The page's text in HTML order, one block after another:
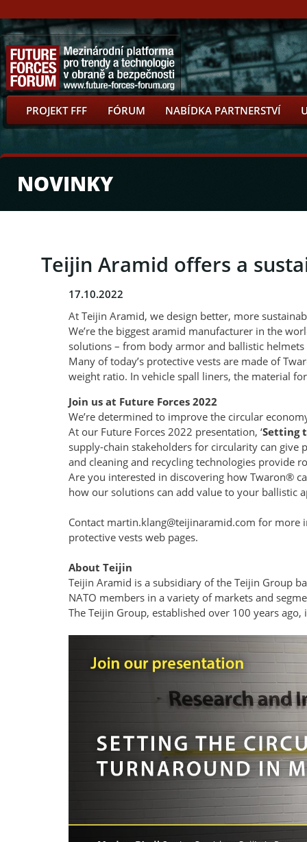
PROJEKT FFF FÓRUM NABÍDKA PARTNERSTVÍ
NOVINKY
Teijin Aramid offers a
17.10.2022
At Teijin Aramid, we design better, more
We’re the biggest aramid manufacturer in the
solutions – from body armor and ballistic
Many of today’s protective vests are made of
weight ratio. In vehicle spall liners, the material
Join us at Future Forces 2022
We’re determined to improve the circular
At our Future Forces 2022 presentation, ‘Setting
supply-chain stakeholders for circularity can give
and cleaning and recycling technologies provide
Are you interested in discovering how Twaron®
how our solutions can add value to your ballistic
Contact martin.klang@teijinaramid.com for more
protective vests web pages.
About Teijin
Teijin Aramid is a subsidiary of the Teijin Group
NATO members in a variety of markets and
The Teijin Group, established over 100 years